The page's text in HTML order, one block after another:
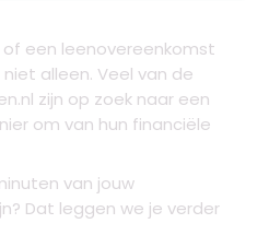
of een leenovereenkomst
alleen. Veel van de
zijn op zoek naar een
om van hun financiële
van jouw
Dat leggen we je verder